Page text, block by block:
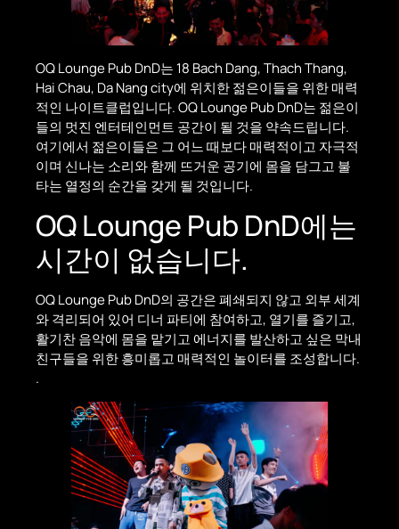
OQ Lounge Pub DnD는 18 Bach Dang, Thach Thang,
Hai Chau, Da Nang city에 위치한 젊은이들을 위한 매력
적인 나이트클럽입니다. OQ Lounge Pub DnD는 젊은이
들의 멋진 엔터테인먼트 공간이 될 것을 약속드립니다.
여기에서 젊은이들은 그 어느 때보다 매력적이고 자극적
이며 신나는 소리와 함께 뜨거운 공기에 몸을 담그고 불
타는 열정의 순간을 갖게 될 것입니다.
OQ Lounge Pub DnD에는
시간이 없습니다.
OQ Lounge Pub DnD의 공간은 폐쇄되지 않고 외부 세계
와 격리되어 있어 디너 파티에 참여하고, 열기를 즐기고,
활기찬 음악에 몸을 맡기고 에너지를 발산하고 싶은 막내
친구들을 위한 흥미롭고 매력적인 놀이터를 조성합니다.
.